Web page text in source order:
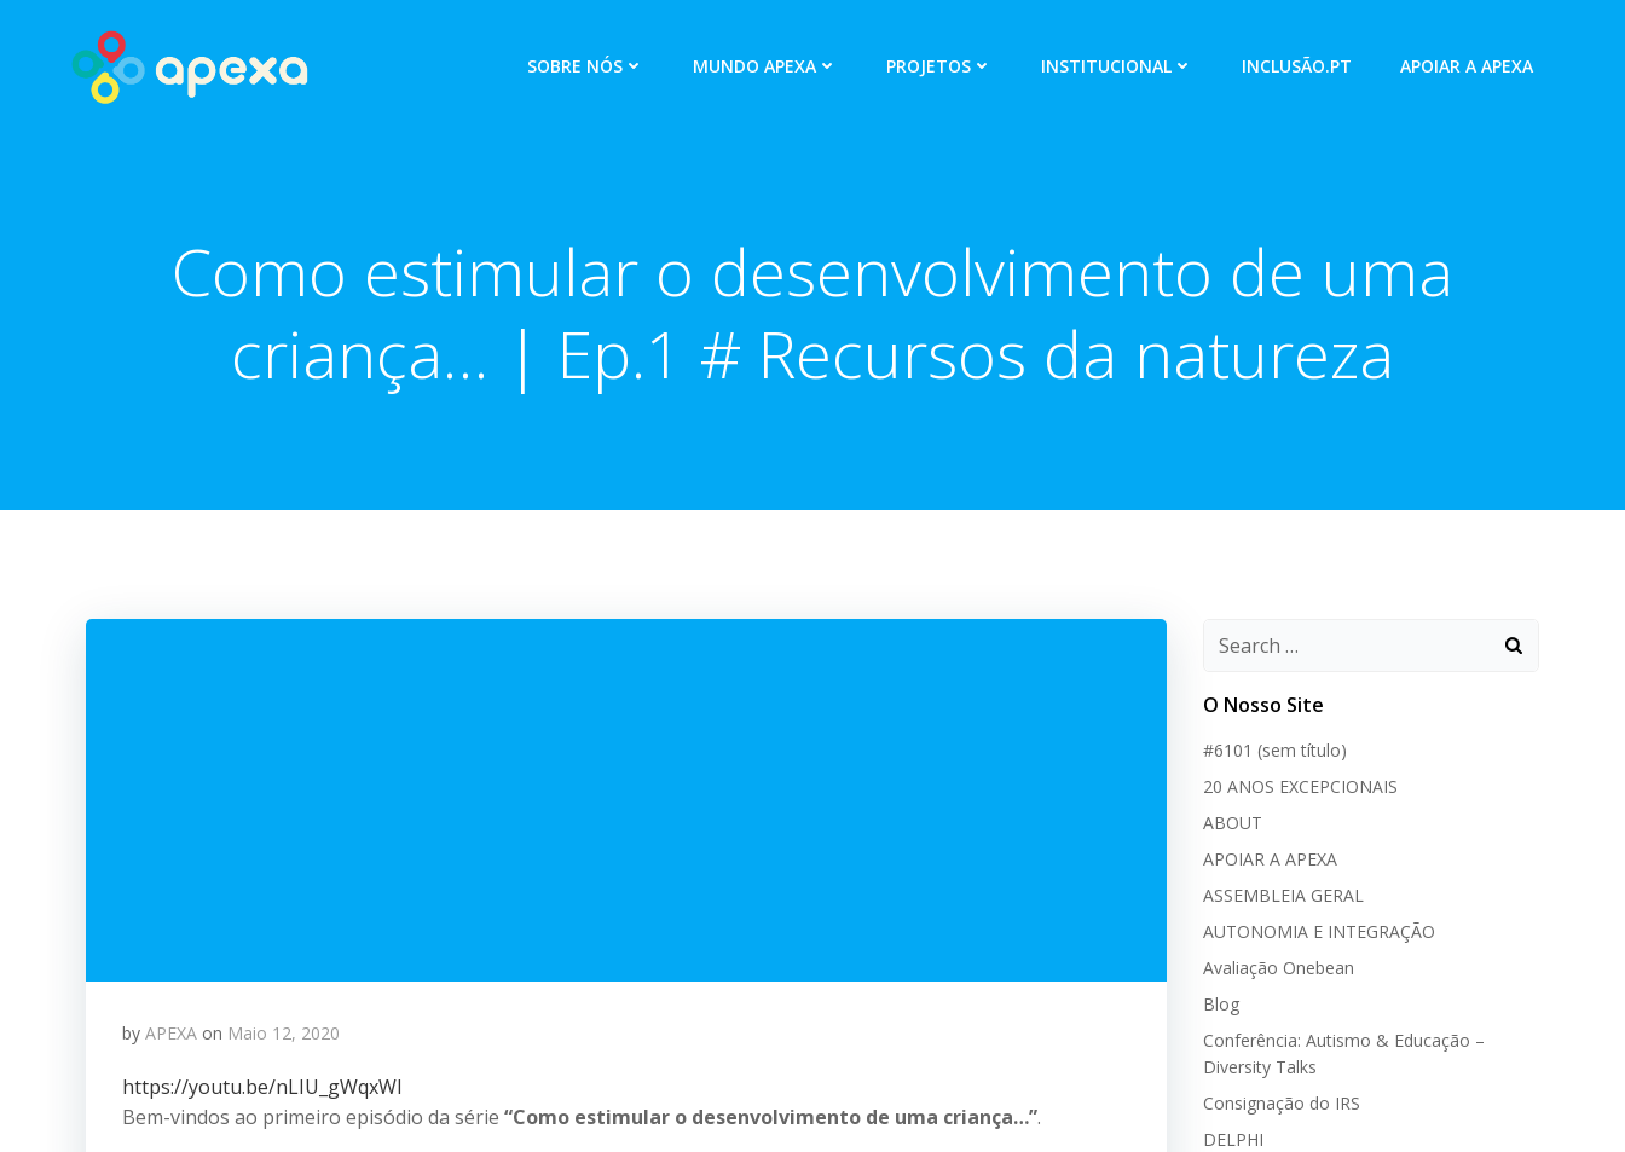
SOBRE NÓS MUNDO APEXA PROJETOS INSTITUCIONAL INCLUSÃO.PT APOIAR A APEXA
Como estimular o desenvolvimento de uma
criança… | Ep.1 # Recursos da natureza
by APEXA on Maio 12, 2020
https://youtu.be/nLIU_gWqxWI
Bem-vindos ao primeiro episódio da série “Como estimular o desenvolvimento de uma criança…”.
O Nosso Site
#6101 (sem título)
20 ANOS EXCEPCIONAIS
ABOUT
APOIAR A APEXA
ASSEMBLEIA GERAL
AUTONOMIA E INTEGRAÇÃO
Avaliação Onebean
Blog
Conferência: Autismo & Educação –
Diversity Talks
Consignação do IRS
DELPHI